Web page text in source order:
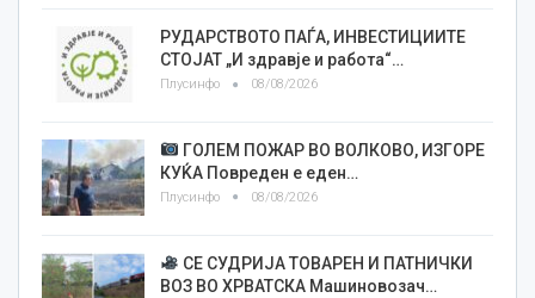
РУДАРСТВОТО ПАЃА, ИНВЕСТИЦИИТЕ
СТОЈАТ „И здравје и работа“…
Плусинфо 08/08/2026
ГОЛЕМ ПОЖАР ВО ВОЛКОВО, ИЗГОРЕ
КУЌА Повреден е еден…
Плусинфо 08/08/2026
СЕ СУДРИЈА ТОВАРЕН И ПАТНИЧКИ
ВОЗ ВО ХРВАТСКА Машиновозач…